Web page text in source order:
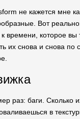
не кажется мне
Вот
времени, которое вы
их снова и снова
раз: баги. Сколько
в